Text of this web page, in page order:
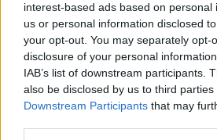
interest-based ads based on personal
us or personal information disclosed
your opt-out. You may separately opt-
disclosure of your personal
IAB’s list of downstream participants.
also be disclosed by us to third parties
Downstream Participants that may
Vuoi rimuovere le
Puoi abbonarti asoli €
cliccandoqui
Sei già abbonato?